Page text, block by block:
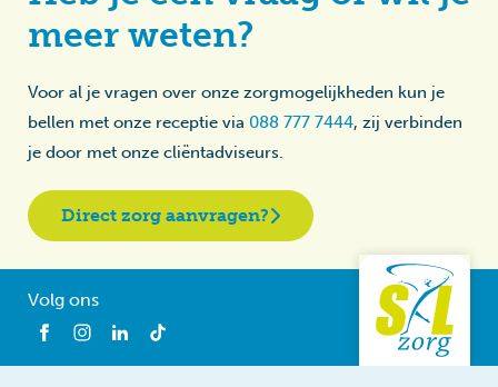
meer weten?
Voor al je vragen over onze zorgmogelijkheden kun je
bellen met onze receptie via 088 777 7444, zij verbinden
je door met onze cliëntadviseurs.
Direct zorg aanvragen?
Volg ons